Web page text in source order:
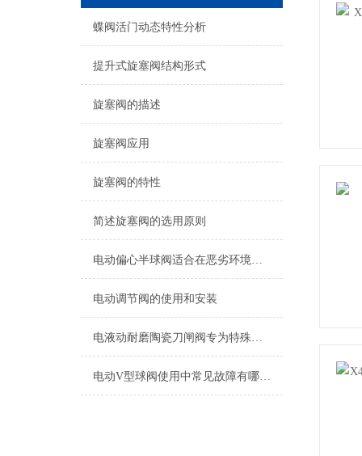
蝶阀活门动态特性分析
提升式旋塞阀结构形式
旋塞阀的描述
旋塞阀应用
旋塞阀的特性
简述旋塞阀的选用原则
电动偏心半球阀适合在恶劣环境下操作
电动调节阀的使用和安装
电液动耐磨陶瓷刀闸阀专为特殊管道而设计
电动V型球阀使用中常见故障有哪些？